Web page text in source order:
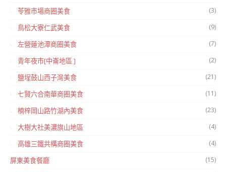
苓雅市場商圈美食 (3)
鳥松大寮仁武美食 (9)
左營蓮池潭商圈美食 (7)
青年夜市[中崙地區 ] (2)
鹽埕鼓山西子灣美食 (21)
七賢六合南華商圈美食 (11)
楠梓岡山路竹湖內美食 (23)
大樹大社美濃旗山地區 (4)
高雄三鐵共構商圈美食 (4)
屏東美食餐廳 (15)